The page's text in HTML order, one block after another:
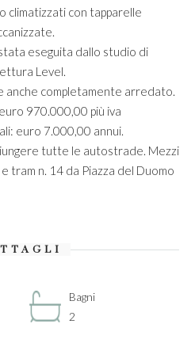
climatizzati con tapparelle
eseguita dallo studio di
Level.
anche completamente arredato.
970.000,00 più iva
euro 7.000,00 annui.
tutte le autostrade. Mezzi
tram n. 14 da Piazza del Duomo
Bagni
2